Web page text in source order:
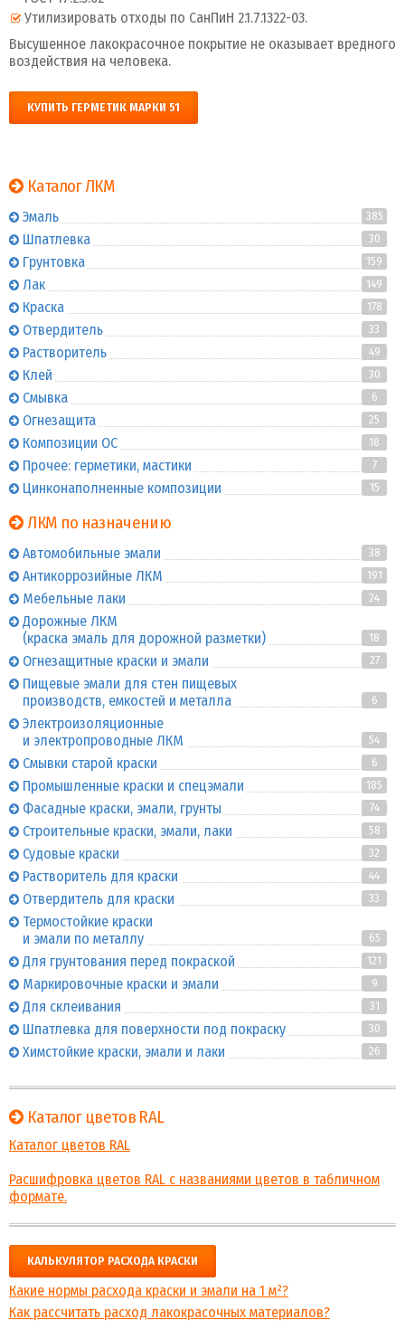
Утилизировать отходы по СанПиН 2.1.7.1322-03.
Высушенное лакокрасочное покрытие не оказывает вредного
воздействия на человека.
КУПИТЬ ГЕРМЕТИК МАРКИ 51
Каталог ЛКМ
Эмаль 385
Шпатлевка 30
Грунтовка 159
Лак 149
Краска 178
Отвердитель 33
Растворитель 49
Клей 30
Смывка 6
Огнезащита 25
Композиции ОС 18
Прочее: герметики, мастики 7
Цинконаполненные композиции 15
ЛКМ по назначению
Автомобильные эмали 38
Антикоррозийные ЛКМ 191
Мебельные лаки 24
Дорожные ЛКМ
(краска эмаль для дорожной разметки)
18
Огнезащитные краски и эмали 27
Пищевые эмали для стен пищевых
производств, емкостей и металла
6
Электроизоляционные
и электропроводные ЛКМ
54
Смывки старой краски 6
Промышленные краски и спецэмали 185
Фасадные краски, эмали, грунты 74
Строительные краски, эмали, лаки 58
Судовые краски 32
Растворитель для краски 44
Отвердитель для краски 33
Термостойкие краски
и эмали по металлу
65
Для грунтования перед покраской 121
Маркировочные краски и эмали 9
Для склеивания 31
Шпатлевка для поверхности под покраску 30
Химстойкие краски, эмали и лаки 26
Каталог цветов RAL
Каталог цветов RAL
Расшифровка цветов RAL с названиями цветов в табличном
формате.
КАЛЬКУЛЯТОР РАСХОДА КРАСКИ
Какие нормы расхода краски и эмали на 1 м²?
Как рассчитать расход лакокрасочных материалов?